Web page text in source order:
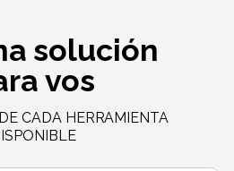
solución
vos
CADA HERRAMIENTA